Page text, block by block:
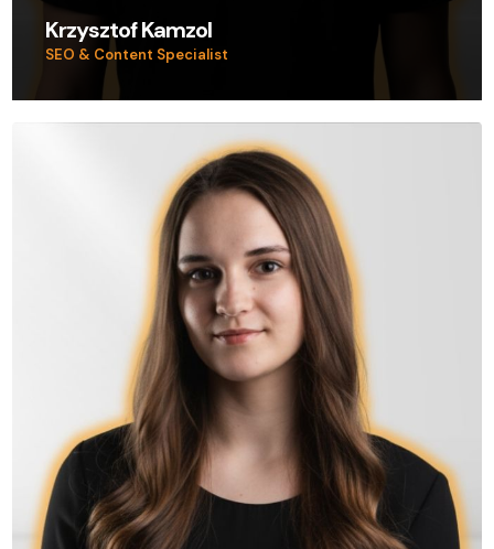
Krzysztof Kamzol
SEO & Content Specialist